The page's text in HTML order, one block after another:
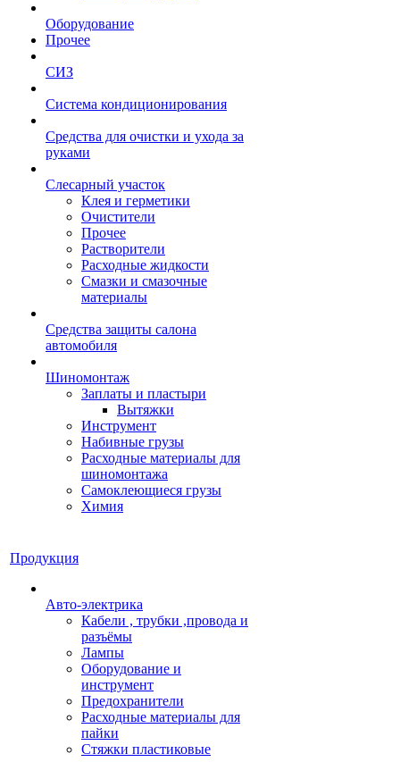
Оборудование
Прочее
СИЗ
Система кондиционирования
Средства для очистки и ухода за
руками
Слесарный участок
Клея и герметики
Очистители
Прочее
Растворители
Расходные жидкости
Смазки и смазочные
материалы
Средства защиты салона
автомобиля
Шиномонтаж
Заплаты и пластыри
Вытяжки
Инструмент
Набивные грузы
Расходные материалы для
шиномонтажа
Самоклеющиеся грузы
Химия
Продукция
Авто-электрика
Кабели , трубки ,провода и
разъёмы
Лампы
Оборудование и
инструмент
Предохранители
Расходные материалы для
пайки
Стяжки пластиковые